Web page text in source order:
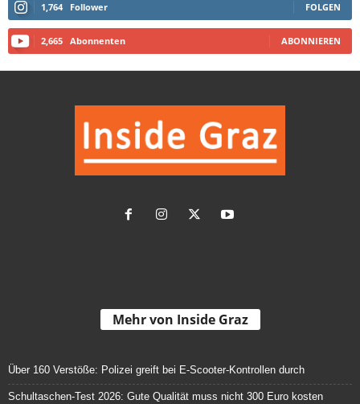
1,764 Follower FOLGEN
2,665 Abonnenten ABONNIEREN
Mehr von Inside Graz
Über 160 Verstöße: Polizei greift bei E-Scooter-Kontrollen durch
Schultaschen-Test 2026: Gute Qualität muss nicht 300 Euro kosten